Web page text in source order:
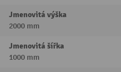
Jmenovitá výška
2000 mm
Jmenovitá šířka
1000 mm